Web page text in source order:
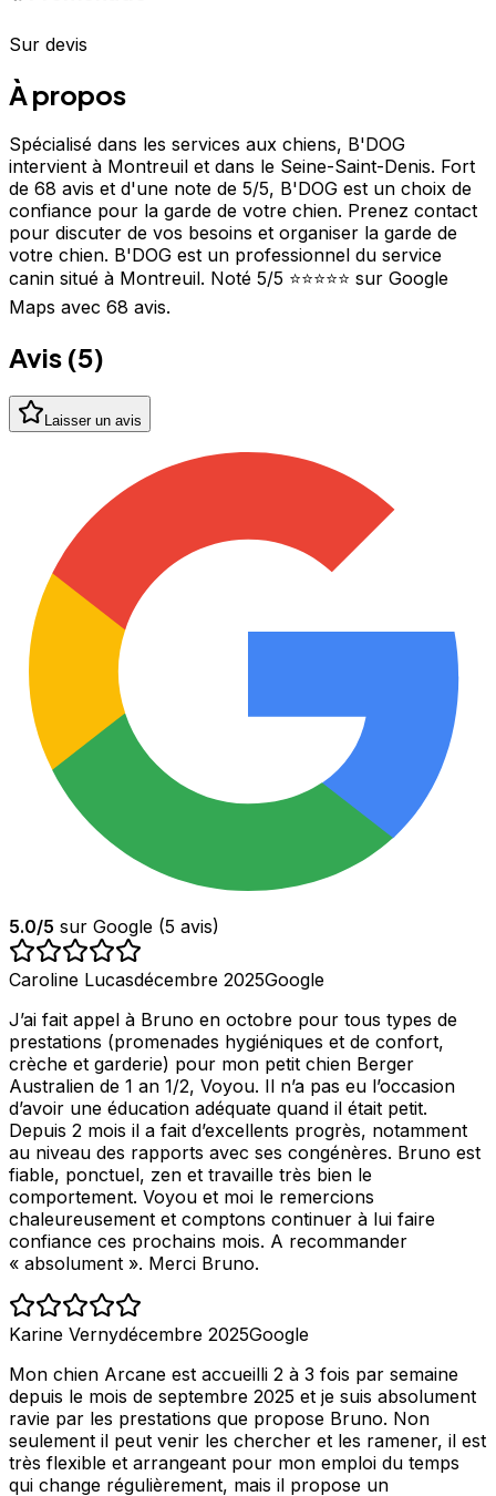
Sur devis
À propos
Spécialisé dans les services aux chiens, B'DOG
intervient à Montreuil et dans le Seine-Saint-Denis. Fort
de 68 avis et d'une note de 5/5, B'DOG est un choix de
confiance pour la garde de votre chien. Prenez contact
pour discuter de vos besoins et organiser la garde de
votre chien. B'DOG est un professionnel du service
canin situé à Montreuil. Noté 5/5 ⭐⭐⭐⭐⭐ sur Google
Maps avec 68 avis.
Avis (5)
Laisser un avis
5.0/5 sur Google (5 avis)
Caroline Lucasdécembre 2025Google
J’ai fait appel à Bruno en octobre pour tous types de
prestations (promenades hygiéniques et de confort,
crèche et garderie) pour mon petit chien Berger
Australien de 1 an 1/2, Voyou. Il n’a pas eu l’occasion
d’avoir une éducation adéquate quand il était petit.
Depuis 2 mois il a fait d’excellents progrès, notamment
au niveau des rapports avec ses congénères. Bruno est
fiable, ponctuel, zen et travaille très bien le
comportement. Voyou et moi le remercions
chaleureusement et comptons continuer à lui faire
confiance ces prochains mois. A recommander
« absolument ». Merci Bruno.
Karine Vernydécembre 2025Google
Mon chien Arcane est accueilli 2 à 3 fois par semaine
depuis le mois de septembre 2025 et je suis absolument
ravie par les prestations que propose Bruno. Non
seulement il peut venir les chercher et les ramener, il est
très flexible et arrangeant pour mon emploi du temps
qui change régulièrement, mais il propose un